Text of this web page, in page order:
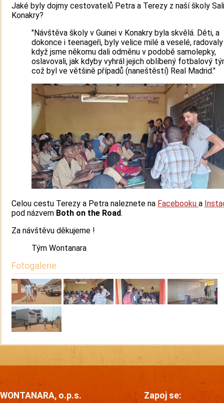
Jaké byly dojmy cestovatelů Petra a Terezy z naší školy
Konakry?
"Návštěva školy v Guinei v Konakry byla skvělá. Děti, a
dokonce i teenageři, byly velice milé a veselé,
když jsme někomu dali odměnu v podobě samolepky,
oslavovali, jak kdyby vyhrál jejich oblíbený fotbalový
což byl ve většině případů (naneštěstí) Real Madrid."
Celou cestu Terezy a Petra naleznete na Facebooku a
pod názvem Both on the Road.
Za návštěvu děkujeme !
Tým Wontanara
Fotogalerie
WONTANARA, o.p.s. Zapoj se: